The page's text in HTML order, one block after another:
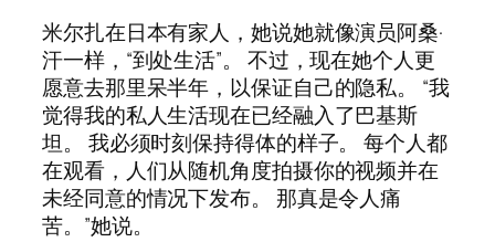
米尔扎在日本有家人，她说她就像演员阿桑·
汗一样，“到处生活”。 不过，现在她个人更
愿意去那里呆半年，以保证自己的隐私。 “我
觉得我的私人生活现在已经融入了巴基斯
坦。 我必须时刻保持得体的样子。 每个人都
在观看，人们从随机角度拍摄你的视频并在
未经同意的情况下发布。 那真是令人痛
苦。”她说。